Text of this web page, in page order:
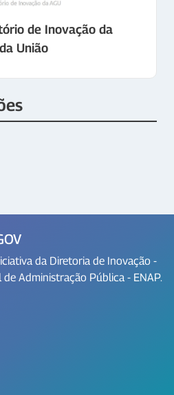
de Inovação da
União
da Diretoria de Inovação -
de Administração Pública - ENAP.